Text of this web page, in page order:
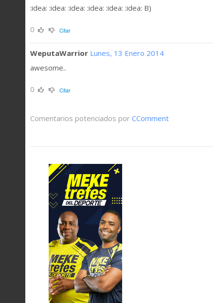
:idea: :idea: :idea: :idea: :idea: :idea: B)
0 Citar
WeputaWarrior Lunes, 13 Enero 2014
awesome..
0 Citar
Comentarios potenciados por CComment